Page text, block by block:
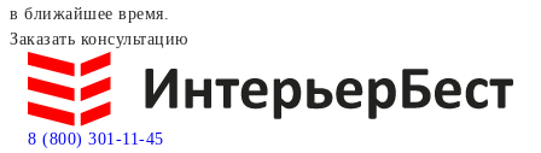
в ближайшее время.
Заказать консультацию
8 (800) 301-11-45